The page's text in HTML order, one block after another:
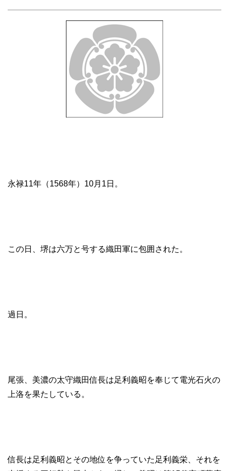
永禄11年（1568年）10月1日。
この日、堺は六万と号する織田軍に包囲された。
過日。
尾張、美濃の太守織田信長は足利義昭を奉じて電光石火の
上洛を果たしている。
信長は足利義昭とその地位を争っていた足利義栄、それを